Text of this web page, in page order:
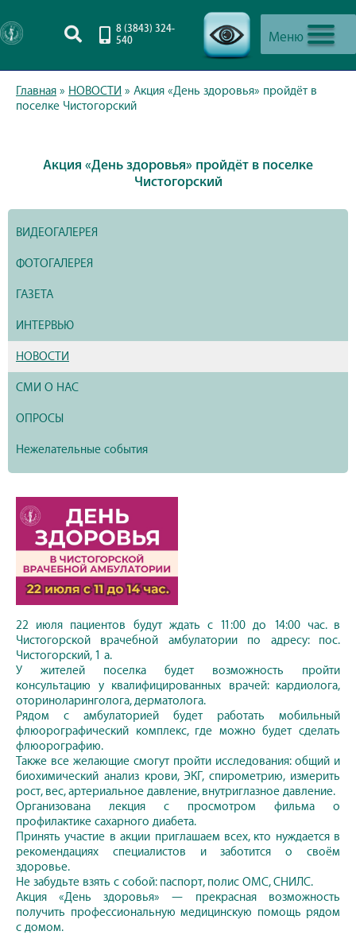
Меню
8 (3843) 324-
540
Главная » НОВОСТИ » Акция «День здоровья» пройдёт в
поселке Чистогорский
Акция «День здоровья» пройдёт в поселке
Чистогорский
ВИДЕОГАЛЕРЕЯ
ФОТОГАЛЕРЕЯ
ГАЗЕТА
ИНТЕРВЬЮ
НОВОСТИ
СМИ О НАС
ОПРОСЫ
Нежелательные события
22 июля пациентов будут ждать с 11:00 до 14:00 час. в
Чистогорской врачебной амбулатории по адресу: пос.
Чистогорский, 1 а.
У жителей поселка будет возможность пройти
консультацию у квалифицированных врачей: кардиолога,
оториноларинголога, дерматолога.
Рядом с амбулаторией будет работать мобильный
флюорографический комплекс, где можно будет сделать
флюорографию.
Также все желающие смогут пройти исследования: общий и
биохимический анализ крови, ЭКГ, спирометрию, измерить
рост, вес, артериальное давление, внутриглазное давление.
Организована лекция с просмотром фильма о
профилактике сахарного диабета.
Принять участие в акции приглашаем всех, кто нуждается в
рекомендациях специалистов и заботится о своём
здоровье.
Не забудьте взять с собой: паспорт, полис ОМС, СНИЛС.
Акция «День здоровья» — прекрасная возможность
получить профессиональную медицинскую помощь рядом
с домом.